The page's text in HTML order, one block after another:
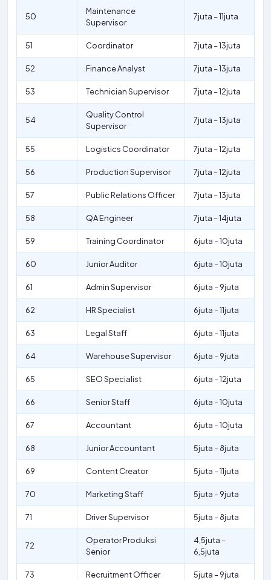
50
Maintenance
Supervisor
7juta – 11juta
51 Coordinator 7juta – 13juta
52 Finance Analyst 7juta – 13juta
53 Technician Supervisor 7juta – 12juta
54
Quality Control
Supervisor
7juta – 13juta
55 Logistics Coordinator 7juta – 12juta
56 Production Supervisor 7juta – 12juta
57 Public Relations Officer 7juta – 13juta
58 QA Engineer 7juta – 14juta
59 Training Coordinator 6juta – 10juta
60 Junior Auditor 6juta – 10juta
61 Admin Supervisor 6juta – 9juta
62 HR Specialist 6juta – 11juta
63 Legal Staff 6juta – 11juta
64 Warehouse Supervisor 6juta – 9juta
65 SEO Specialist 6juta – 12juta
66 Senior Staff 6juta – 10juta
67 Accountant 6juta – 10juta
68 Junior Accountant 5juta – 8juta
69 Content Creator 5juta – 11juta
70 Marketing Staff 5juta – 9juta
71 Driver Supervisor 5juta – 8juta
72
Operator Produksi
Senior
4,5juta –
6,5juta
73 Recruitment Officer 5juta – 9juta